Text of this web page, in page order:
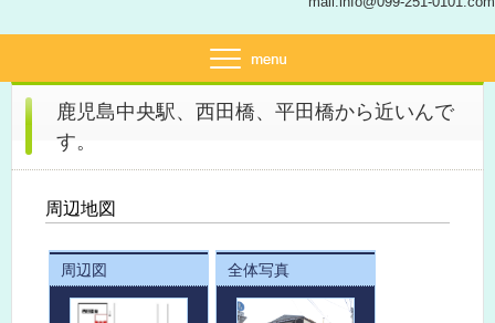
鹿児島中央駅、西田橋、平田橋から近いんで
す。
周辺地図
周辺図 全体写真